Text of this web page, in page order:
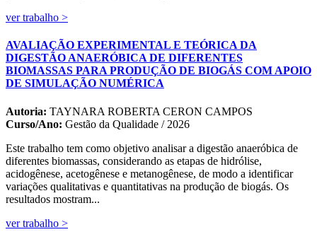
ver trabalho >
AVALIAÇÃO EXPERIMENTAL E TEÓRICA DA
DIGESTÃO ANAERÓBICA DE DIFERENTES
BIOMASSAS PARA PRODUÇÃO DE BIOGÁS COM APOIO
DE SIMULAÇÃO NUMÉRICA
Autoria: TAYNARA ROBERTA CERON CAMPOS
Curso/Ano: Gestão da Qualidade / 2026
Este trabalho tem como objetivo analisar a digestão anaeróbica de
diferentes biomassas, considerando as etapas de hidrólise,
acidogênese, acetogênese e metanogênese, de modo a identificar
variações qualitativas e quantitativas na produção de biogás. Os
resultados mostram...
ver trabalho >